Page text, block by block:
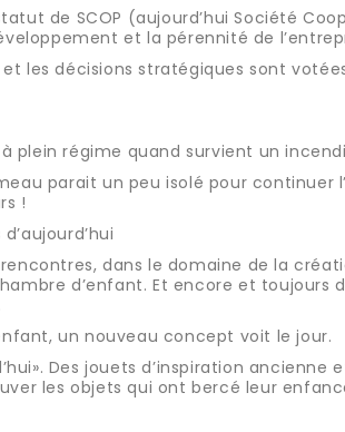
de SCOP (aujourd’hui Société
et la pérennité de
les décisions stratégiques sont
plein régime quand survient un
parait un peu isolé pour
!
dans le domaine de la
d’enfant. Et encore et
un nouveau concept voit le jour.
Des jouets d’inspiration
les objets qui ont bercé leur